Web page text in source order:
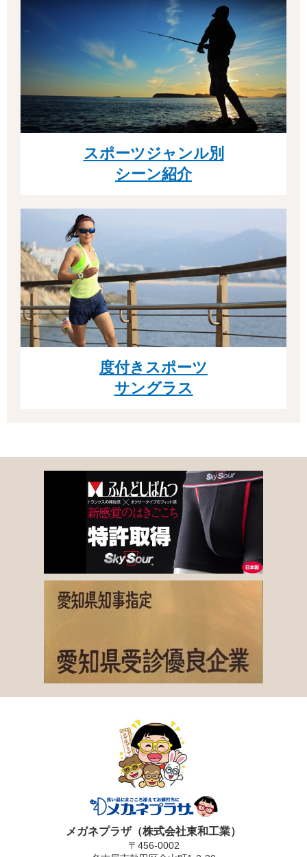
スポーツジャンル別
シーン紹介
度付きスポーツ
サングラス
メガネプラザ（株式会社東和工業）
〒456-0002